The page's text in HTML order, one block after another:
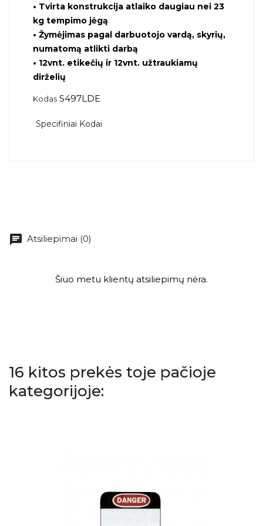
• Tvirta konstrukcija atlaiko daugiau nei 23
kg tempimo jėgą
• Žymėjimas pagal darbuotojo vardą, skyrių,
numatomą atlikti darbą
• 12vnt. etikečių ir 12vnt. užtraukiamų
dirželių
Kodas S497LDE
Specifiniai Kodai
chat Atsiliepimai (0)
Šiuo metu klientų atsiliepimų nėra.
16 kitos prekės toje pačioje
kategorijoje: